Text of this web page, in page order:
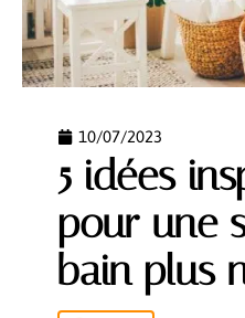
10/07/2023
5 idées
pour une
bain plus